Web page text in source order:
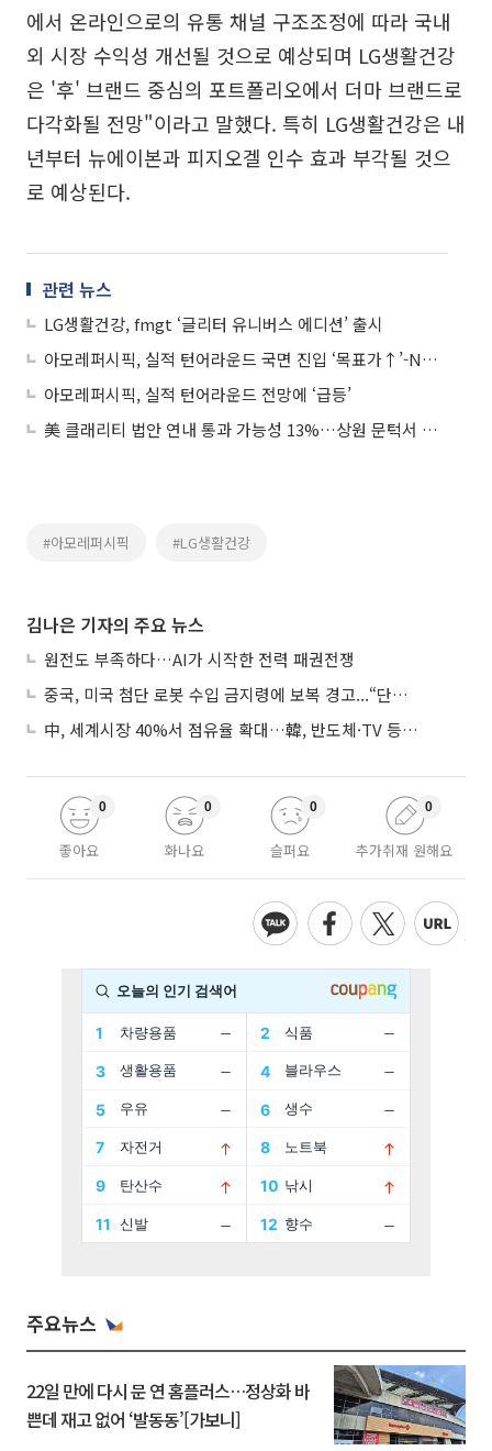
에서 온라인으로의 유통 채널 구조조정에 따라 국내
외 시장 수익성 개선될 것으로 예상되며 LG생활건강
은 '후' 브랜드 중심의 포트폴리오에서 더마 브랜드로
다각화될 전망"이라고 말했다. 특히 LG생활건강은 내
년부터 뉴에이본과 피지오겔 인수 효과 부각될 것으
로 예상된다.
관련 뉴스
LG생활건강, fmgt ‘글리터 유니버스 에디션’ 출시
아모레퍼시픽, 실적 턴어라운드 국면 진입 ‘목표가↑’-NH투자증권
아모레퍼시픽, 실적 턴어라운드 전망에 ‘급등’
美 클래리티 법안 연내 통과 가능성 13%…상원 문턱서 제동
#아모레퍼시픽 #LG생활건강
김나은 기자의 주요 뉴스
원전도 부족하다…AI가 시작한 전력 패권전쟁
중국, 미국 첨단 로봇 수입 금지령에 보복 경고...“단호히 대응”
中, 세계시장 40%서 점유율 확대…韓, 반도체·TV 등 4개 품목 1위
좋아요
0
화나요
0
슬퍼요
0
추가취재 원해요
0
주요뉴스
22일 만에 다시 문 연 홈플러스…정상화 바
쁜데 재고 없어 ‘발동동’[가보니]